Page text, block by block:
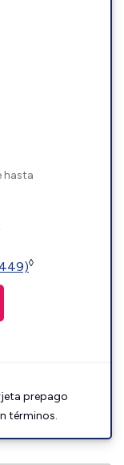
hasta
◊
prepago
términos.